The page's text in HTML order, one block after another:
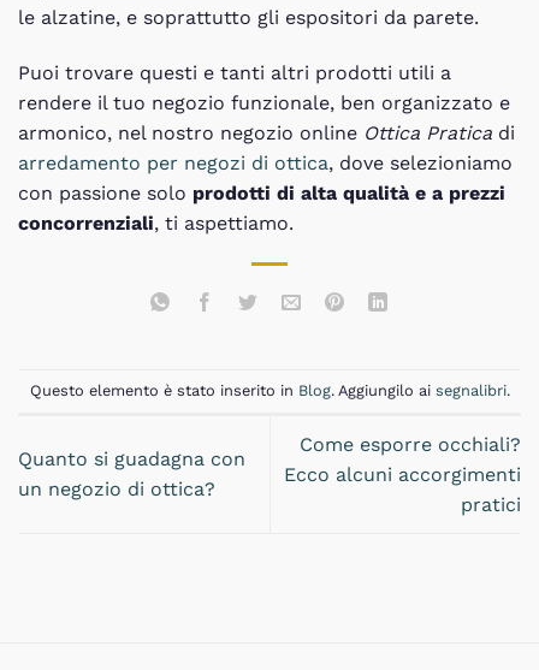
le alzatine, e soprattutto gli espositori da parete.
Puoi trovare questi e tanti altri prodotti utili a
rendere il tuo negozio funzionale, ben organizzato e
armonico, nel nostro negozio online Ottica Pratica di
arredamento per negozi di ottica, dove selezioniamo
con passione solo prodotti di alta qualità e a prezzi
concorrenziali, ti aspettiamo.
Questo elemento è stato inserito in Blog. Aggiungilo ai segnalibri.
Quanto si guadagna con
un negozio di ottica?
Come esporre occhiali?
Ecco alcuni accorgimenti
pratici